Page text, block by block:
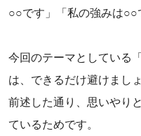
○○です」「私の強みは○○
今回のテーマとしている
は、できるだけ避けましょ
前述した通り、思いやり
ているためです。